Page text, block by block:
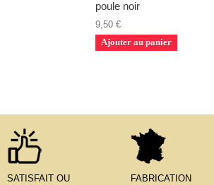
poule noir
9,50 €
Ajouter au panier
SATISFAIT OU
FABRICATION